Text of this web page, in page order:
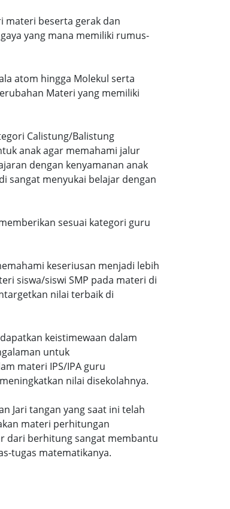
materi beserta gerak dan
yang mana memiliki rumus-
atom hingga Molekul serta
Materi yang memiliki
Calistung/Balistung
anak agar memahami jalur
dengan kenyamanan anak
sangat menyukai belajar dengan
sesuai kategori guru
keseriusan menjadi lebih
siswa/siswi SMP pada materi di
nilai terbaik di
keistimewaan dalam
untuk
materi IPS/IPA guru
nilai disekolahnya.
Jari tangan yang saat ini telah
materi perhitungan
dari berhitung sangat membantu
tugas matematikanya.